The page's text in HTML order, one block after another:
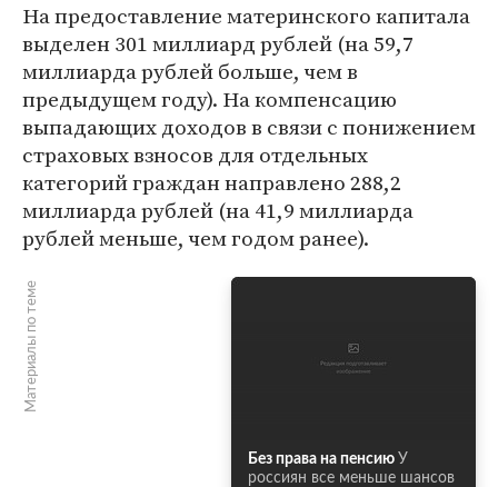
На предоставление материнского капитала
выделен 301 миллиард рублей (на 59,7
миллиарда рублей больше, чем в
предыдущем году). На компенсацию
выпадающих доходов в связи с понижением
страховых взносов для отдельных
категорий граждан направлено 288,2
миллиарда рублей (на 41,9 миллиарда
рублей меньше, чем годом ранее).
Материалы по теме
Без права на пенсию У
россиян все меньше шансов